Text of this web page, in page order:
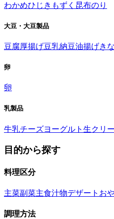
わかめひじき もずく 昆布のり
大豆・大豆製品
豆腐厚揚げ豆乳納豆油揚げき
卵
卵
乳製品
牛乳チーズヨーグルト 生クリ
目的から探す
料理区分
主菜副菜主食汁物デザート お
調理方法